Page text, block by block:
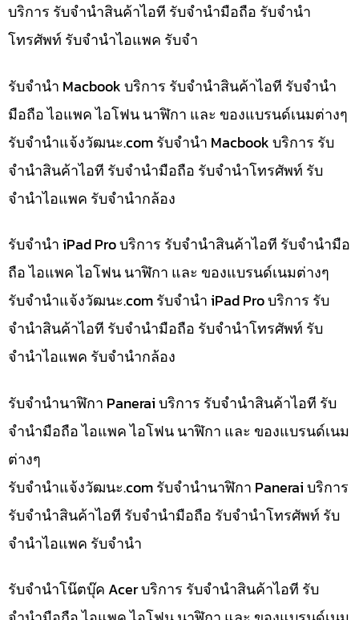
บริการ รับจำนำสินค้าไอที รับจำนำมือถือ รับจำนำ
โทรศัพท์ รับจำนำไอแพค รับจำ
รับจำนำ Macbook บริการ รับจำนำสินค้าไอที รับจำนำ
มือถือ ไอแพค ไอโฟน นาฬิกา และ ของแบรนด์เนมต่างๆ
รับจํานําแจ้งวัฒนะ.com รับจำนำ Macbook บริการ รับ
จำนำสินค้าไอที รับจำนำมือถือ รับจำนำโทรศัพท์ รับ
จำนำไอแพค รับจำนำกล้อง
รับจำนำ iPad Pro บริการ รับจำนำสินค้าไอที รับจำนำมือ
ถือ ไอแพค ไอโฟน นาฬิกา และ ของแบรนด์เนมต่างๆ
รับจํานําแจ้งวัฒนะ.com รับจำนำ iPad Pro บริการ รับ
จำนำสินค้าไอที รับจำนำมือถือ รับจำนำโทรศัพท์ รับ
จำนำไอแพค รับจำนำกล้อง
รับจำนำนาฬิกา Panerai บริการ รับจำนำสินค้าไอที รับ
จำนำมือถือ ไอแพค ไอโฟน นาฬิกา และ ของแบรนด์เนม
ต่างๆ
รับจํานําแจ้งวัฒนะ.com รับจำนำนาฬิกา Panerai บริการ
รับจำนำสินค้าไอที รับจำนำมือถือ รับจำนำโทรศัพท์ รับ
จำนำไอแพค รับจำนำ
รับจำนำโน๊ตบุ๊ค Acer บริการ รับจำนำสินค้าไอที รับ